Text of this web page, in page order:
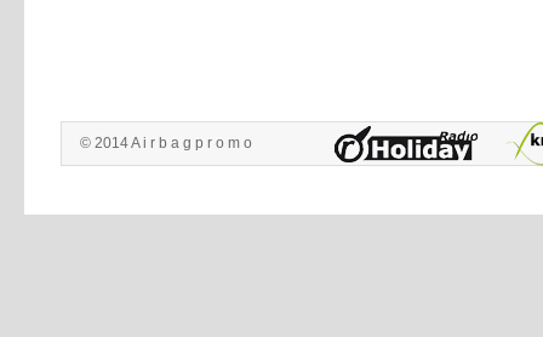
© 2014 A i r b a g p r o m o